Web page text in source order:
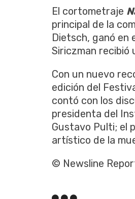
El cortometraje
principal de la
Dietsch, ganó en
Siriczman recibió
Con un nuevo
edición del
contó con los
presidenta del
Gustavo Pulti; el
artístico de la
© Newsline